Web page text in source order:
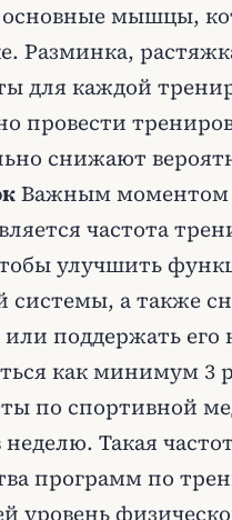
основные мышцы,
Разминка,
для каждой
провести
снижают
Важным моментом
частота
улучшить
системы, а также
или поддержать
как минимум 3
по спортивной
неделю. Такая
программ по
уровень